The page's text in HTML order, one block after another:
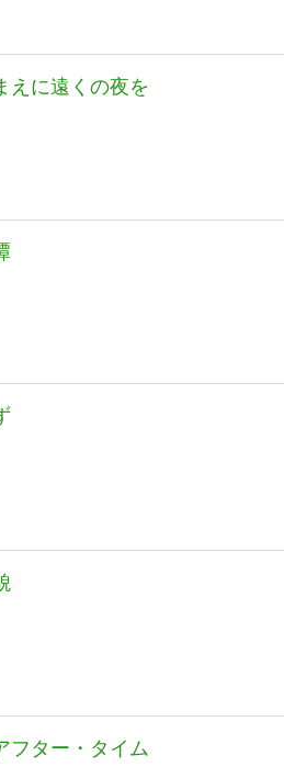
えに遠くの夜を
フター・タイム